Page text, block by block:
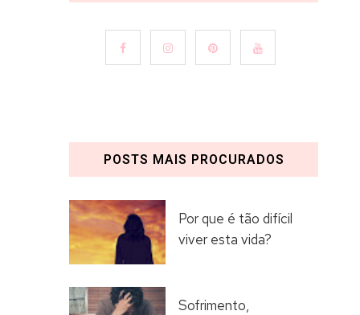
POSTS MAIS PROCURADOS
Por que é tão difícil
viver esta vida?
Sofrimento,